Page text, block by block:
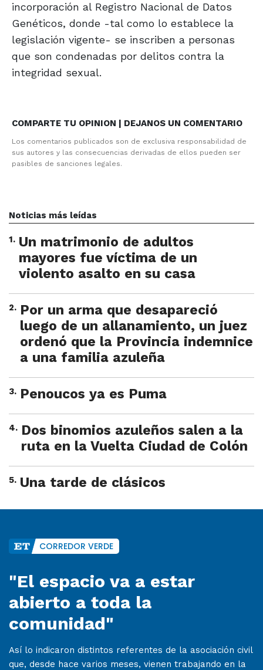
incorporación al Registro Nacional de Datos
Genéticos, donde -tal como lo establece la
legislación vigente- se inscriben a personas
que son condenadas por delitos contra la
integridad sexual.
COMPARTE TU OPINION | DEJANOS UN COMENTARIO
Los comentarios publicados son de exclusiva responsabilidad de
sus autores y las consecuencias derivadas de ellos pueden ser
pasibles de sanciones legales.
Noticias más leídas
1. Un matrimonio de adultos
mayores fue víctima de un
violento asalto en su casa
2. Por un arma que desapareció
luego de un allanamiento, un juez
ordenó que la Provincia indemnice
a una familia azuleña
3. Penoucos ya es Puma
4. Dos binomios azuleños salen a la
ruta en la Vuelta Ciudad de Colón
5. Una tarde de clásicos
CORREDOR VERDE
"El espacio va a estar
abierto a toda la
comunidad"
Así lo indicaron distintos referentes de la asociación civil
que, desde hace varios meses, vienen trabajando en la